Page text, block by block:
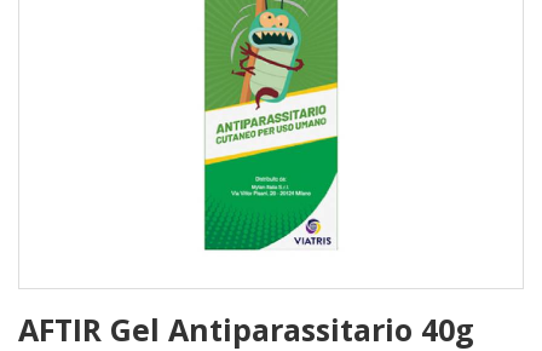
AFTIR Gel Antiparassitario 40g